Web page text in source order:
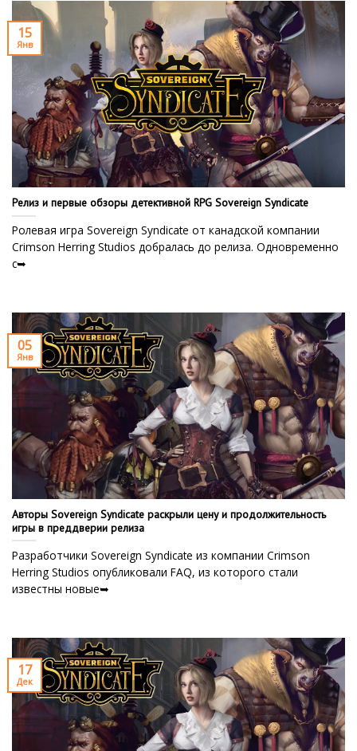
Релиз и первые обзоры детективной RPG Sovereign Syndicate
Ролевая игра Sovereign Syndicate от канадской компании
Crimson Herring Studios добралась до релиза. Одновременно
с➥
15
Янв
Авторы Sovereign Syndicate раскрыли цену и продолжительность
игры в преддверии релиза
Разработчики Sovereign Syndicate из компании Crimson
Herring Studios опубликовали FAQ, из которого стали
известны новые➥
05
Янв
17
Дек